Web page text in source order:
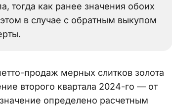
тогда как ранее значения обоих
в случае с обратным выкупом
продаж мерных слитков золота
второго квартала 2024-го — от
определено расчетным